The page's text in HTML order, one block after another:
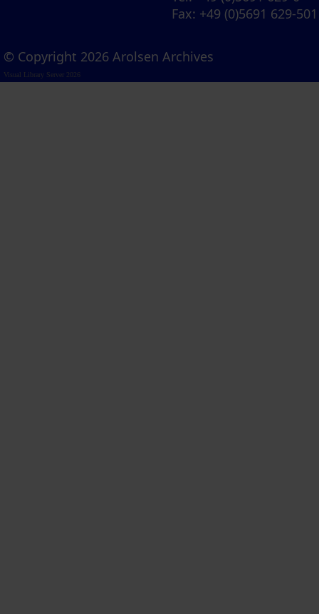
Fax: +49 (0)5691 629-501
© Copyright 2026 Arolsen Archives
Visual Library Server 2026